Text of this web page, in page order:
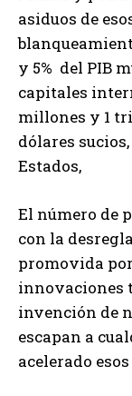
asiduos de
y 5% del PIB
capitales
millones y 1
dólares
Estados,
El número de
con la
promovida
innovaciones
invención de
escapan a
acelerado